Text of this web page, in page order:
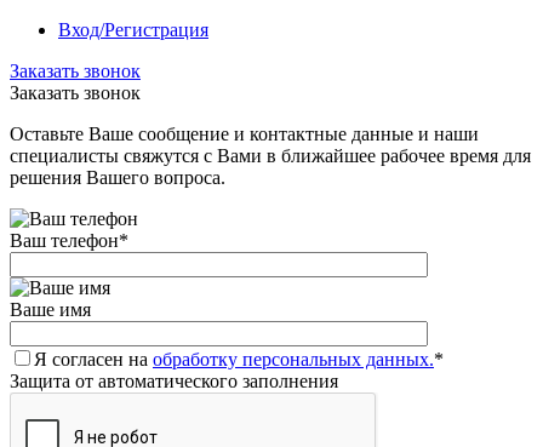
Вход/Регистрация
Заказать звонок
Заказать звонок
Оставьте Ваше сообщение и контактные данные и наши
специалисты свяжутся с Вами в ближайшее рабочее время для
решения Вашего вопроса.
Ваш телефон*
Ваше имя
Я согласен на обработку персональных данных.*
Защита от автоматического заполнения